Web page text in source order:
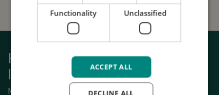
Krijg weer grip op het dagelijks
leven
Mechanische stabilisatie van tremor.
Functionality Unclassified
ACCEPT ALL
DECLINE ALL